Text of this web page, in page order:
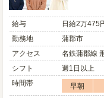
給与
日給2万475
勤務地
蒲郡市
アクセス
名鉄蒲郡線
シフト
週1日以上
時間帯
早朝